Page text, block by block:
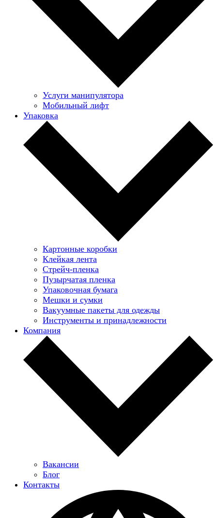
Услуги манипулятора
Мобильный лифт
Упаковка
Картонные коробки
Клейкая лента
Стрейч-пленка
Пузырчатая пленка
Упаковочная бумага
Мешки и сумки
Вакуумные пакеты для одежды
Инструменты и принадлежности
Компания
Вакансии
Блог
Контакты